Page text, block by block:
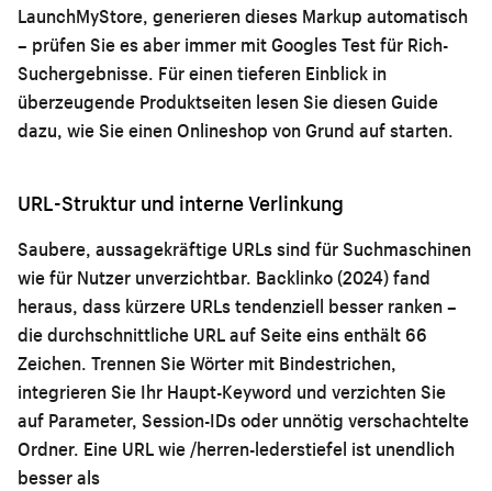
LaunchMyStore, generieren dieses Markup automatisch
– prüfen Sie es aber immer mit Googles Test für Rich-
Suchergebnisse. Für einen tieferen Einblick in
überzeugende Produktseiten lesen Sie diesen Guide
dazu, wie Sie einen Onlineshop von Grund auf starten.
URL-Struktur und interne Verlinkung
Saubere, aussagekräftige URLs sind für Suchmaschinen
wie für Nutzer unverzichtbar. Backlinko (2024) fand
heraus, dass kürzere URLs tendenziell besser ranken –
die durchschnittliche URL auf Seite eins enthält 66
Zeichen. Trennen Sie Wörter mit Bindestrichen,
integrieren Sie Ihr Haupt-Keyword und verzichten Sie
auf Parameter, Session-IDs oder unnötig verschachtelte
Ordner. Eine URL wie /herren-lederstiefel ist unendlich
besser als